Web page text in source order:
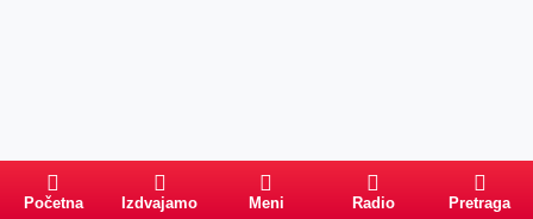
Početna Izdvajamo Meni Radio Pretraga